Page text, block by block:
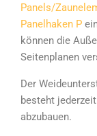
Panels/
Panelhaken P
können die
Seitenplanen
Der
besteht
abzubauen.